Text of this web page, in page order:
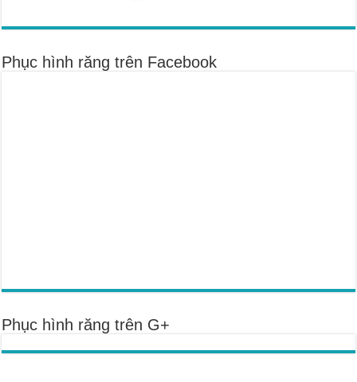
Phục hình răng trên Facebook
Phục hình răng trên G+